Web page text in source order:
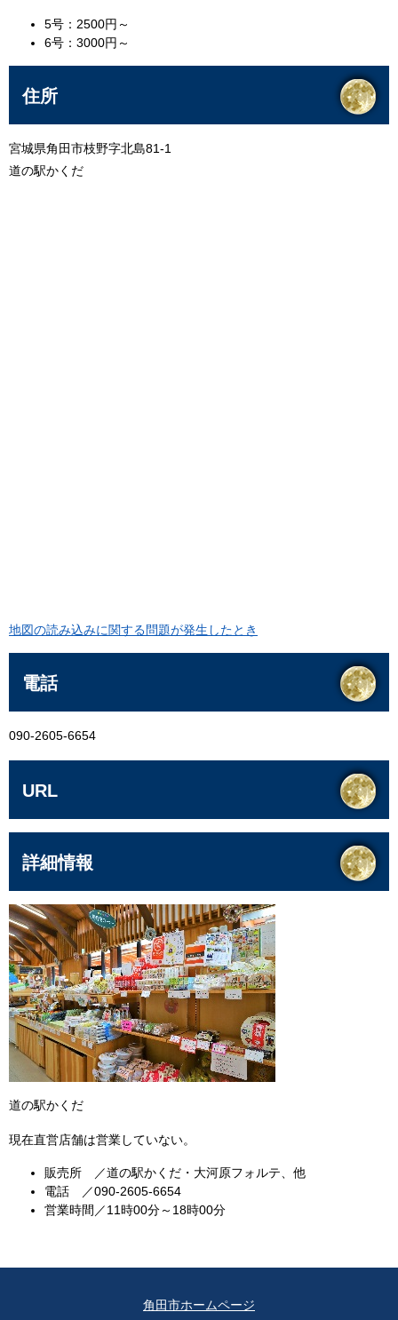
5号：2500円～
6号：3000円～
住所
宮城県角田市枝野字北島81-1
道の駅かくだ
地図の読み込みに関する問題が発生したとき
電話
090-2605-6654
URL
詳細情報
道の駅かくだ
現在直営店舗は営業していない。
販売所 ／道の駅かくだ・大河原フォルテ、他
電話 ／090-2605-6654
営業時間／11時00分～18時00分
角田市ホームページ